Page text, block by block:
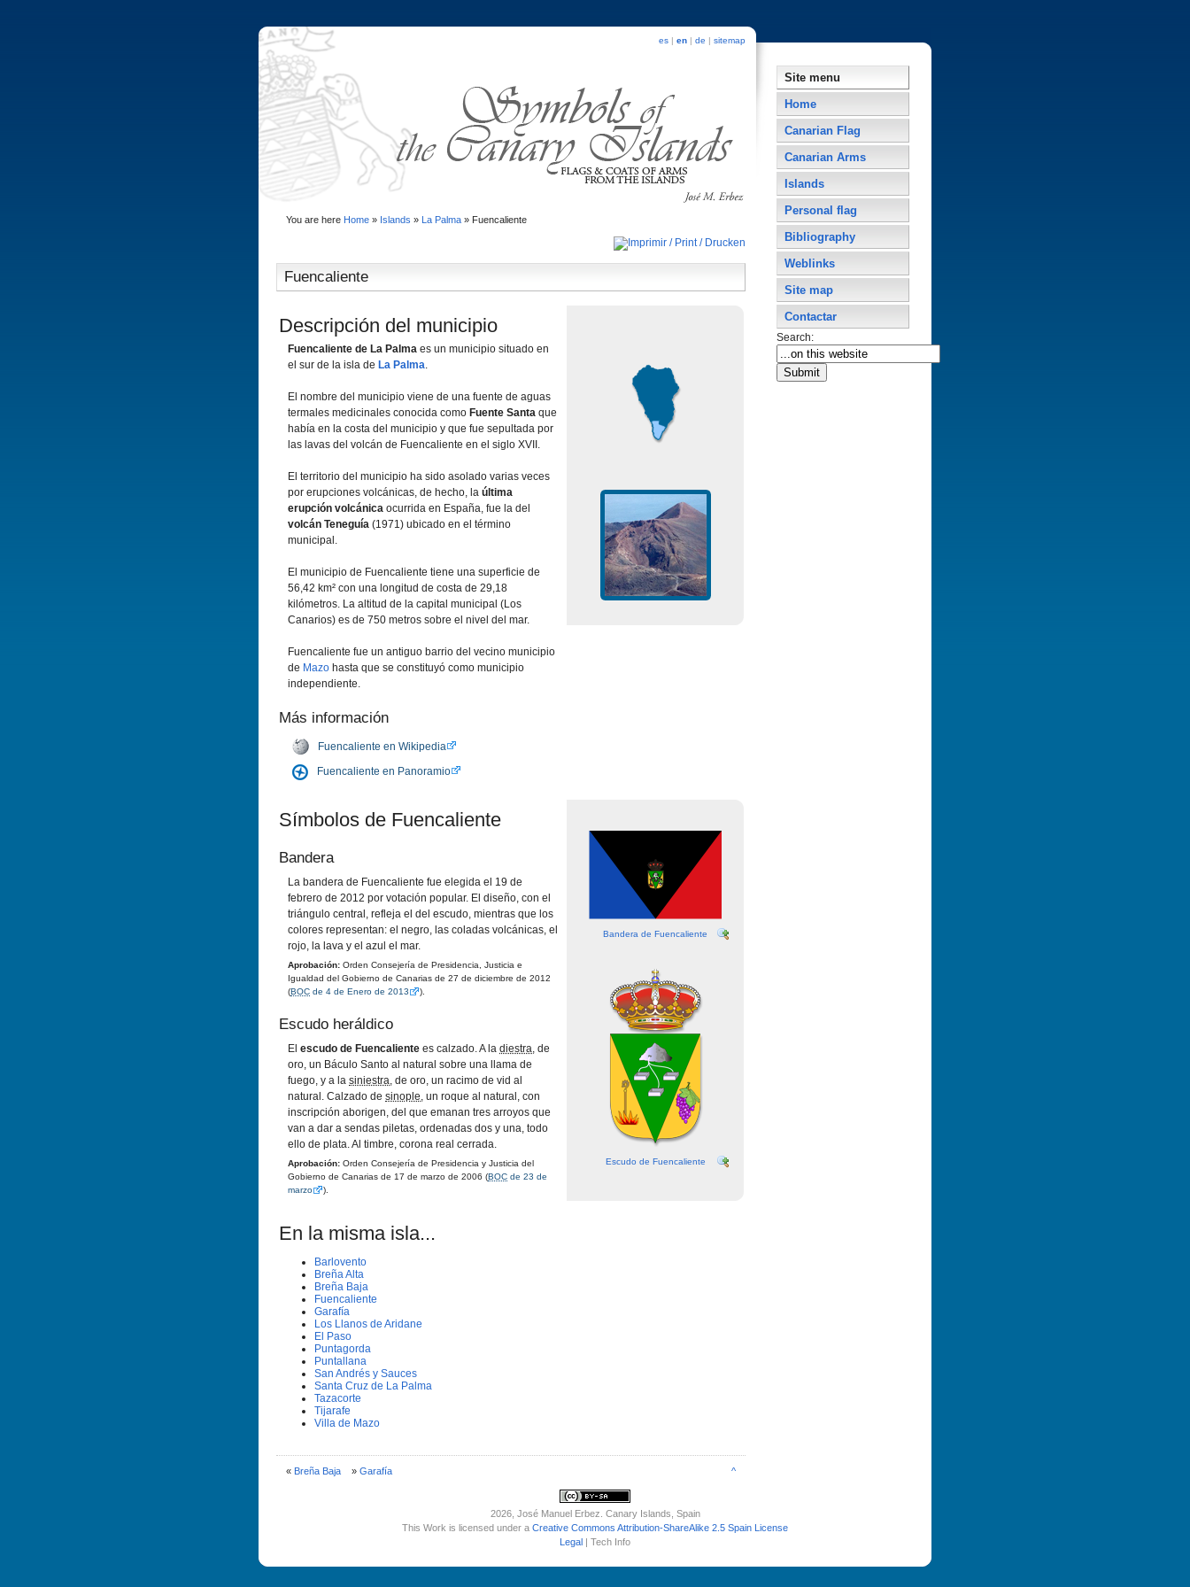
es | en | de | sitemap
You are here Home» Islands » La Palma» Fuencaliente
Fuencaliente
Descripción del municipio
Fuencaliente de La Palma es un municipio situado en
el sur de la isla de La Palma.
El nombre del municipio viene de una fuente de aguas
termales medicinales conocida como Fuente Santa que
habí­a en la costa del municipio y que fue sepultada por
las lavas del volcán de Fuencaliente en el siglo XVII.
El territorio del municipio ha sido asolado varias veces
por erupciones volcánicas, de hecho, la última
erupción volcánica ocurrida en España, fue la del
volcán Teneguí­a (1971) ubicado en el término
municipal.
El municipio de Fuencaliente tiene una superficie de
56,42 km² con una longitud de costa de 29,18
kilómetros. La altitud de la capital municipal (Los
Canarios) es de 750 metros sobre el nivel del mar.
Fuencaliente fue un antiguo barrio del vecino municipio
de Mazo hasta que se constituyó como municipio
independiente.
Más información
Fuencaliente en Wikipedia
Fuencaliente en Panoramio
Sí­mbolos de Fuencaliente
Bandera
La bandera de Fuencaliente fue elegida el 19 de
febrero de 2012 por votación popular. El diseño, con el
triángulo central, refleja el del escudo, mientras que los
colores representan: el negro, las coladas volcánicas, el
rojo, la lava y el azul el mar.
Aprobación: Orden Consejerí­a de Presidencia, Justicia e
Igualdad del Gobierno de Canarias de 27 de diciembre de 2012
(BOC de 4 de Enero de 2013 ).
Escudo heráldico
El escudo de Fuencaliente es calzado. A la diestra, de
oro, un Báculo Santo al natural sobre una llama de
fuego, y a la siniestra, de oro, un racimo de vid al
natural. Calzado de sinople, un roque al natural, con
inscripción aborigen, del que emanan tres arroyos que
van a dar a sendas piletas, ordenadas dos y una, todo
ello de plata. Al timbre, corona real cerrada.
Aprobación: Orden Consejerí­a de Presidencia y Justicia del
Gobierno de Canarias de 17 de marzo de 2006 (BOC de 23 de
marzo
).
En la misma isla...
Barlovento
Breña Alta
Breña Baja
Fuencaliente
Garafí­a
Los Llanos de Aridane
El Paso
Puntagorda
Puntallana
San Andrés y Sauces
Santa Cruz de La Palma
Tazacorte
Tijarafe
Villa de Mazo
Bandera de Fuencaliente
Escudo de Fuencaliente
« Breña Baja» Garafí­a ^
Site menu
Home
Canarian Flag
Canarian Arms
Islands
Personal flag
Bibliography
Weblinks
Site map
Contactar
Search:
2026, José Manuel Erbez. Canary Islands, Spain
This Work is licensed under a Creative Commons Attribution-ShareAlike 2.5 Spain License
Legal | Tech Info